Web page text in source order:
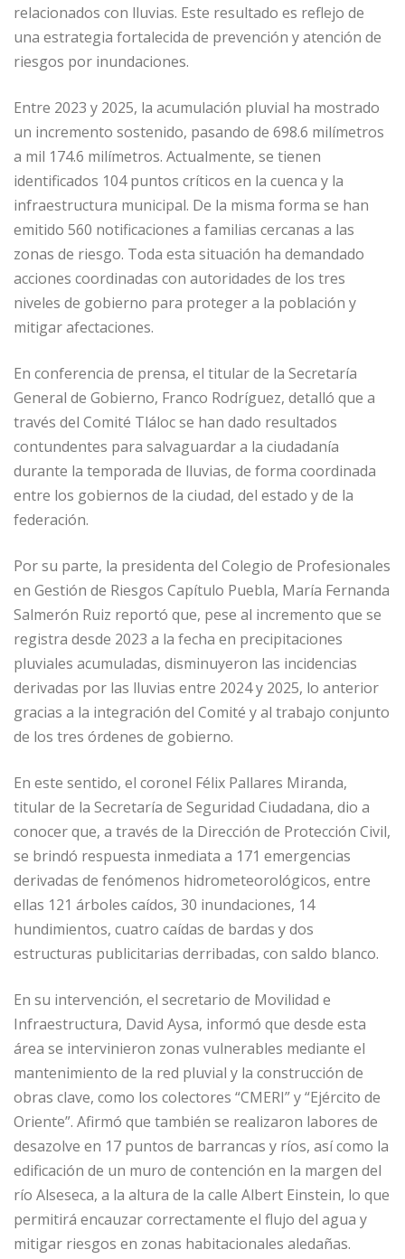
relacionados con lluvias. Este resultado es reflejo de
una estrategia fortalecida de prevención y atención de
riesgos por inundaciones.
Entre 2023 y 2025, la acumulación pluvial ha mostrado
un incremento sostenido, pasando de 698.6 milímetros
a mil 174.6 milímetros. Actualmente, se tienen
identificados 104 puntos críticos en la cuenca y la
infraestructura municipal. De la misma forma se han
emitido 560 notificaciones a familias cercanas a las
zonas de riesgo. Toda esta situación ha demandado
acciones coordinadas con autoridades de los tres
niveles de gobierno para proteger a la población y
mitigar afectaciones.
En conferencia de prensa, el titular de la Secretaría
General de Gobierno, Franco Rodríguez, detalló que a
través del Comité Tláloc se han dado resultados
contundentes para salvaguardar a la ciudadanía
durante la temporada de lluvias, de forma coordinada
entre los gobiernos de la ciudad, del estado y de la
federación.
Por su parte, la presidenta del Colegio de Profesionales
en Gestión de Riesgos Capítulo Puebla, María Fernanda
Salmerón Ruiz reportó que, pese al incremento que se
registra desde 2023 a la fecha en precipitaciones
pluviales acumuladas, disminuyeron las incidencias
derivadas por las lluvias entre 2024 y 2025, lo anterior
gracias a la integración del Comité y al trabajo conjunto
de los tres órdenes de gobierno.
En este sentido, el coronel Félix Pallares Miranda,
titular de la Secretaría de Seguridad Ciudadana, dio a
conocer que, a través de la Dirección de Protección Civil,
se brindó respuesta inmediata a 171 emergencias
derivadas de fenómenos hidrometeorológicos, entre
ellas 121 árboles caídos, 30 inundaciones, 14
hundimientos, cuatro caídas de bardas y dos
estructuras publicitarias derribadas, con saldo blanco.
En su intervención, el secretario de Movilidad e
Infraestructura, David Aysa, informó que desde esta
área se intervinieron zonas vulnerables mediante el
mantenimiento de la red pluvial y la construcción de
obras clave, como los colectores “CMERI” y “Ejército de
Oriente”. Afirmó que también se realizaron labores de
desazolve en 17 puntos de barrancas y ríos, así como la
edificación de un muro de contención en la margen del
río Alseseca, a la altura de la calle Albert Einstein, lo que
permitirá encauzar correctamente el flujo del agua y
mitigar riesgos en zonas habitacionales aledañas.